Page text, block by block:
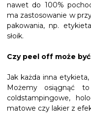
nawet do 100%
ma zastosowanie w
pakowania, np.
słoik.
Czy peel off może
Jak każda inna
Możemy osiągnąć
coldstampingowe,
matowe czy lakier z